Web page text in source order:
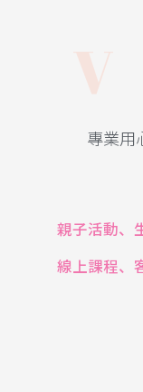
V
專業用
親子活動、
線上課程、